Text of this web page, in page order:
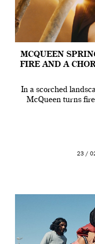
MCQUEEN
FIRE AND A
In a scorched
McQueen turns
23 /